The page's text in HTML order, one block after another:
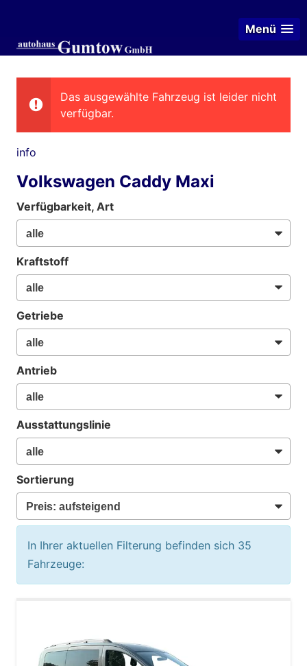
Menü
Das ausgewählte Fahrzeug ist leider nicht
verfügbar.
info
Volkswagen Caddy Maxi
Verfügbarkeit, Art
Kraftstoff
Getriebe
Antrieb
Ausstattungslinie
Sortierung
In Ihrer aktuellen Filterung befinden sich 35
Fahrzeuge: